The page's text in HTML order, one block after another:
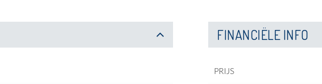
FINANCIËLE INFO
PRIJS